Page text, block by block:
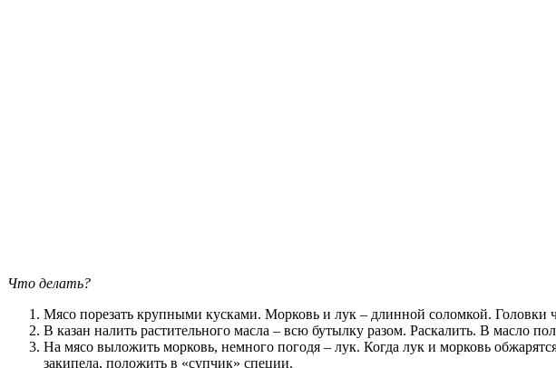
Что делать?
Мясо порезать крупными кусками. Морковь и лук – длинной соломкой. Головки
В казан налить растительного масла – всю бутылку разом. Раскалить. В масло
На мясо выложить морковь, немного погодя – лук. Когда лук и морковь
закипела, положить в «супчик» специи.